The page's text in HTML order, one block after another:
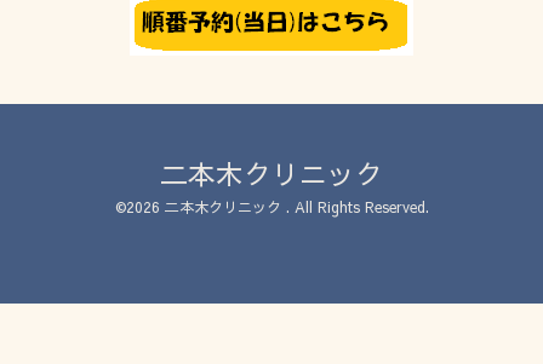
二本木クリニック
©2026 二本木クリニック . All Rights Reserved.